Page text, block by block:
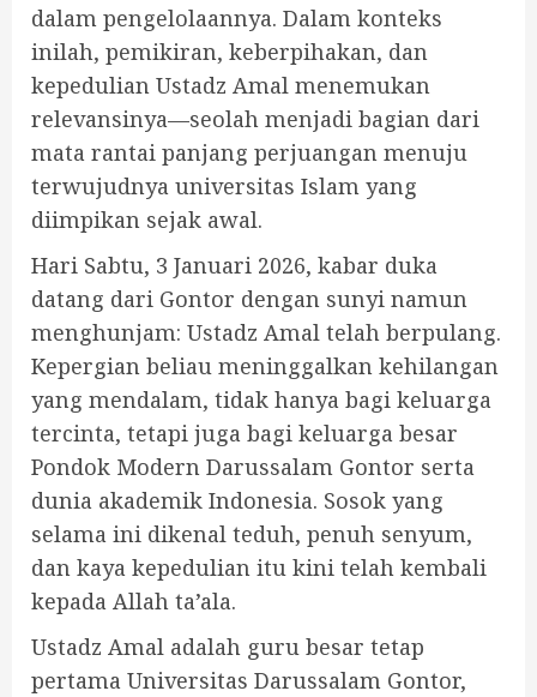
dalam pengelolaannya. Dalam konteks
inilah, pemikiran, keberpihakan, dan
kepedulian Ustadz Amal menemukan
relevansinya—seolah menjadi bagian dari
mata rantai panjang perjuangan menuju
terwujudnya universitas Islam yang
diimpikan sejak awal.
Hari Sabtu, 3 Januari 2026, kabar duka
datang dari Gontor dengan sunyi namun
menghunjam: Ustadz Amal telah berpulang.
Kepergian beliau meninggalkan kehilangan
yang mendalam, tidak hanya bagi keluarga
tercinta, tetapi juga bagi keluarga besar
Pondok Modern Darussalam Gontor serta
dunia akademik Indonesia. Sosok yang
selama ini dikenal teduh, penuh senyum,
dan kaya kepedulian itu kini telah kembali
kepada Allah ta’ala.
Ustadz Amal adalah guru besar tetap
pertama Universitas Darussalam Gontor,